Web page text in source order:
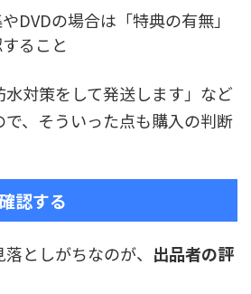
DVDの場合は「特典の有無」
ること
対策をして発送します」など
、そういった点も購入の判断
認する
としがちなのが、 出品者の評